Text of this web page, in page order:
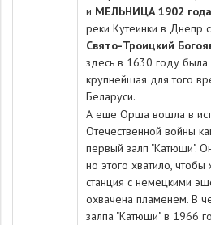
и МЕЛЬНИЦА 1902 года
реки Кутеинки в Днепр
Свято-Троицкий
здесь в 1630 году была
крупнейшая для того
Беларуси.
А еще Орша вошла в
Отечественной войны
первый залп "Катюши".
но этого хватило,
станция с немецкими
охвачена пламенем. В
залпа "Катюши" в 1966